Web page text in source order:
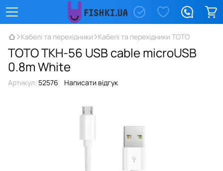
Кабелі та перехідники Кабелі та перехідники TOTO
TOTO TKH-56 USB cable microUSB
0.8m White
Артикул: 52576 Написати відгук